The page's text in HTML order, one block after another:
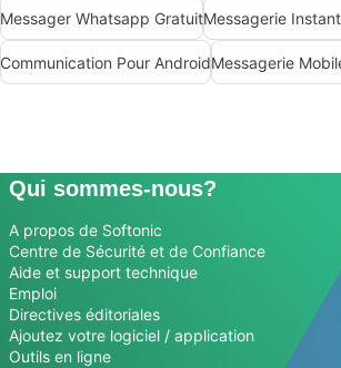
Messager Whatsapp GratuitMessagerie
Communication Pour AndroidMessagerie
Qui sommes-nous?
A propos de Softonic
Centre de Sécurité et de Confiance
Aide et support technique
Emploi
Directives éditoriales
Ajoutez votre logiciel / application
Outils en ligne